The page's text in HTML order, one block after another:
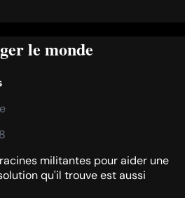
le monde
militantes pour aider une
qu'il trouve est aussi